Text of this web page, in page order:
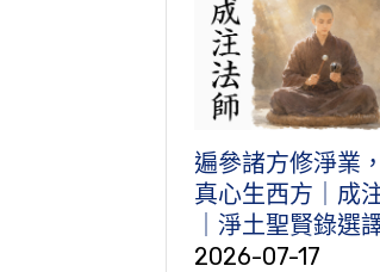
遍參諸方修淨業
真心生西方｜成
｜淨土聖賢錄選
2026-07-17